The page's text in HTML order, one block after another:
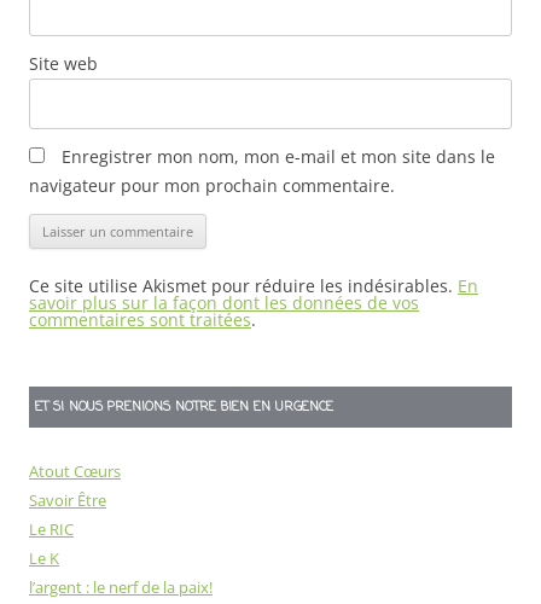
Site web
Enregistrer mon nom, mon e-mail et mon site dans le
navigateur pour mon prochain commentaire.
Ce site utilise Akismet pour réduire les indésirables. En
savoir plus sur la façon dont les données de vos
commentaires sont traitées.
ET SI NOUS PRENIONS NOTRE BIEN EN URGENCE
Atout Cœurs
Savoir Être
Le RIC
Le K
l’argent : le nerf de la paix!